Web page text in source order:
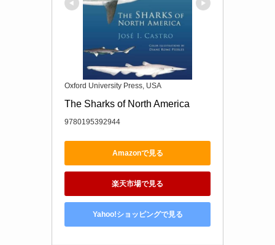
Oxford University Press, USA
The Sharks of North America
9780195392944
Amazonで見る
楽天市場で見る
Yahoo!ショッピングで見る